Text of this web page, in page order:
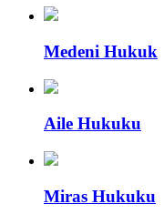
Medeni Hukuk
Aile Hukuku
Miras Hukuku